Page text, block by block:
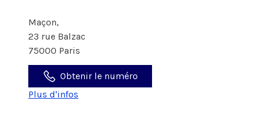
Maçon,
23 rue Balzac
75000 Paris
Obtenir le numéro
Plus d'infos